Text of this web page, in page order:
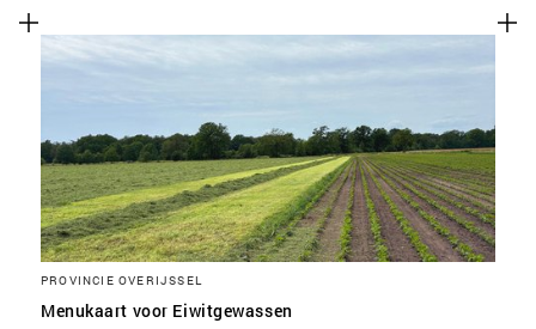
PROVINCIE OVERIJSSEL
Menukaart voor Eiwitgewassen